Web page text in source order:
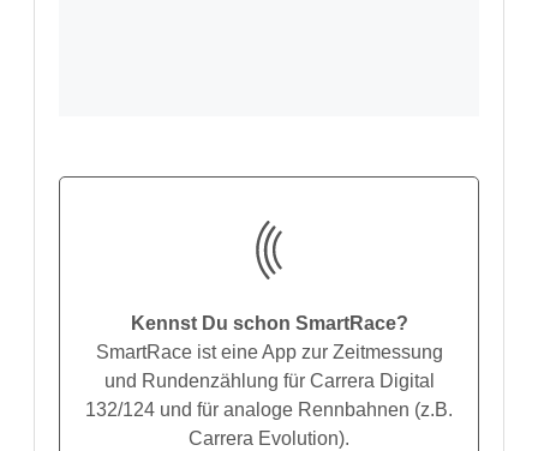
Kennst Du schon SmartRace?
SmartRace ist eine App zur Zeitmessung
und Rundenzählung für Carrera Digital
132/124 und für analoge Rennbahnen (z.B.
Carrera Evolution).